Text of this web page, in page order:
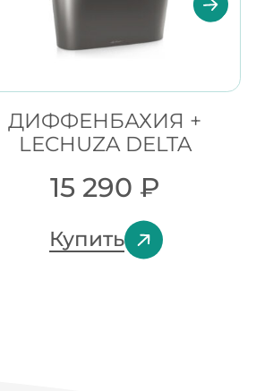
ДИФФЕНБАХИЯ +
LECHUZA DELTA
15 290 ₽
Купить